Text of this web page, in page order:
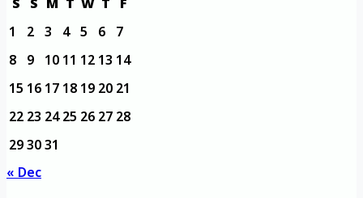
1 2 3 4 5 6 7
8 9 1011 121314
15161718192021
22232425262728
293031
« Dec